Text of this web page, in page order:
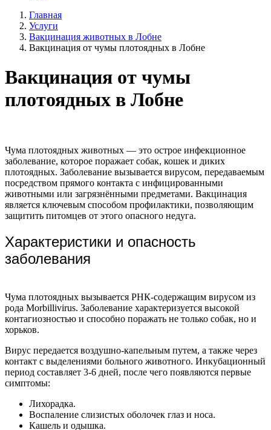
Главная
Услуги
Вакцинация животных в Лобне
Вакцинация от чумы плотоядных в Лобне
Вакцинация от чумы
плотоядных в Лобне
Чума плотоядных животных — это острое инфекционное
заболевание, которое поражает собак, кошек и диких
плотоядных. Заболевание вызывается вирусом, передаваемым
посредством прямого контакта с инфицированными
животными или загрязнёнными предметами. Вакцинация
является ключевым способом профилактики, позволяющим
защитить питомцев от этого опасного недуга.
Характеристики и опасность
заболевания
Чума плотоядных вызывается РНК-содержащим вирусом из
рода Morbillivirus. Заболевание характеризуется высокой
контагиозностью и способно поражать не только собак, но и
хорьков.
Вирус передается воздушно-капельным путем, а также через
контакт с выделениями больного животного. Инкубационный
период составляет 3-6 дней, после чего появляются первые
симптомы:
Лихорадка.
Воспаление слизистых оболочек глаз и носа.
Кашель и одышка.